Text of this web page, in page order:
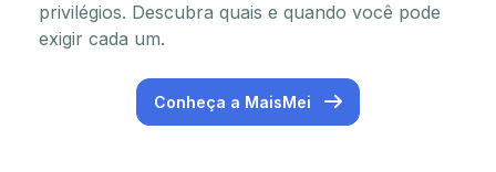
privilégios. Descubra quais e quando você pode
exigir cada um.
Conheça a MaisMei